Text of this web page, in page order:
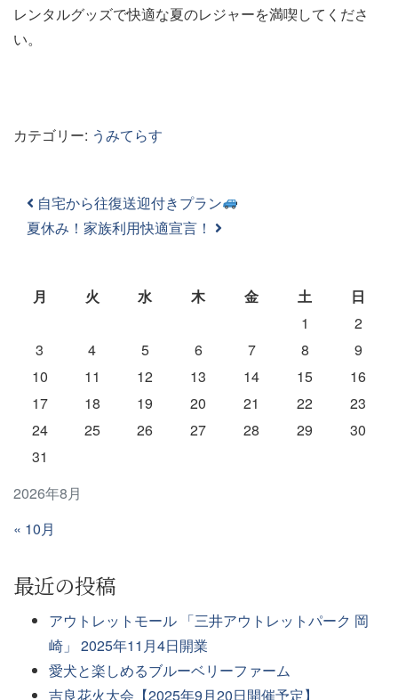
レンタルグッズで快適な夏のレジャーを満喫してくださ
い。
カテゴリー: うみてらす
投稿ナビゲーション
自宅から往復送迎付きプラン
夏休み！家族利用快適宣言！
2026年8月
月 火 水 木 金 土
日
1
2
3
4 5 6 7 8
9
10
11 12 13 14 15
16
17
18 19 20 21 22
23
24
25 26 27 28 29
30
31
« 10月
最近の投稿
アウトレットモール 「三井アウトレットパーク 岡
崎」 2025年11月4日開業
愛犬と楽しめるブルーベリーファーム
吉良花火大会【2025年9月20日開催予定】